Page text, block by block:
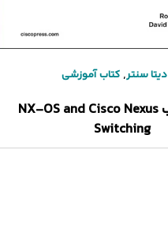
دیتا سنتر, کتاب آموزشی
دانلود کتاب NX-OS and Cisco Nexus
Switching